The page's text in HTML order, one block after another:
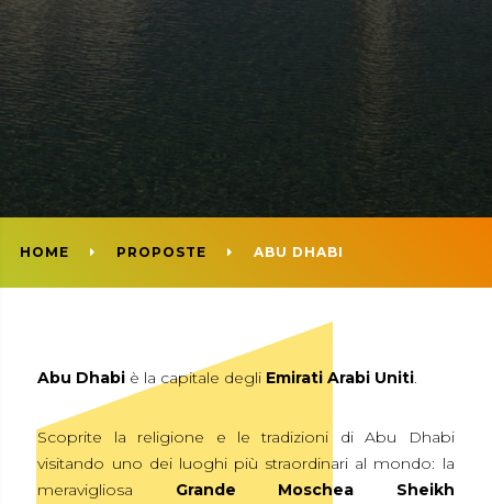
HOME PROPOSTE ABU DHABI
Abu Dhabi è la capitale degli Emirati Arabi Uniti
Scoprite la religione e le tradizioni di Abu Dhabi
visitando uno dei luoghi più straordinari al mondo: la
meravigliosa Grande Moschea Sheikh